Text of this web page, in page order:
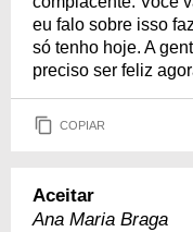
eu falo sobre isso
só tenho hoje. A
preciso ser feliz
COPIAR
Aceitar
Ana Maria Braga